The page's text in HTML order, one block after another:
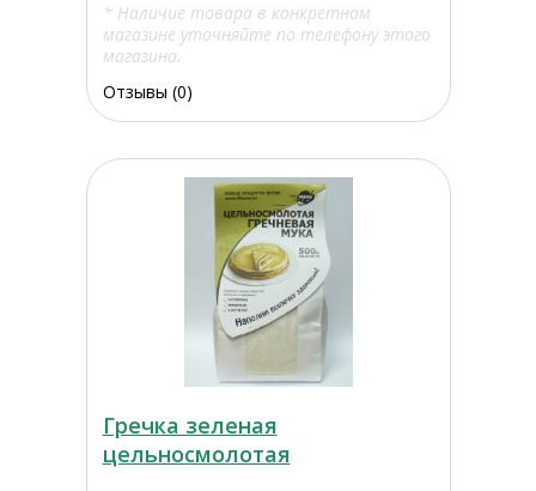
* Наличие товара в конкретном
магазине уточняйте по телефону этого
магазина.
Отзывы (0)
Гречка зеленая
цельноcмолотая